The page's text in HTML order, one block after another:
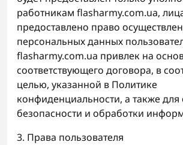
работникам flasharmy.com.ua,
предоставлено право
персональных данных
flasharmy.com.ua привлек на
соответствующего договора, в
целью, указанной в Политике
конфиденциальности, а также для
безопасности и обработки
3. Права пользователя